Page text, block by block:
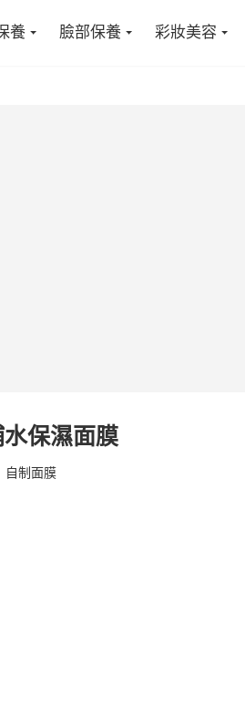
養 臉部保養 彩妝美容
保濕面膜
自制面膜